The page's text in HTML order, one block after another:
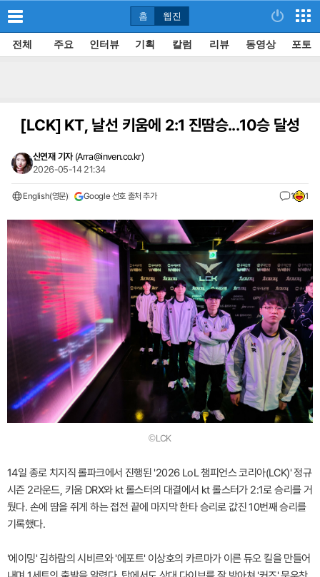
홈 웹진
전체 주요 인터뷰 기획 칼럼 리뷰 동영상 포토
[LCK]KT, 날선 키움에 2:1 진땀승...10승 달성
신연재 기자 (Arra@inven.co.kr)
2026-05-14 21:34
English(영문) Google 선호 출처 추가 1 1
©LCK
14일 종로 치지직 롤파크에서 진행된 '2026 LoL 챔피언스 코리아(LCK)' 정규
시즌 2라운드, 키움 DRX와 kt 롤스터의 대결에서 kt 롤스터가 2:1로 승리를 거
뒀다. 손에 땀을 쥐게 하는 접전 끝에 마지막 한타 승리로 값진 10번째 승리를
기록했다.
'에이밍' 김하람의 시비르와 '에포트' 이상호의 카르마가 이른 듀오 킬을 만들어